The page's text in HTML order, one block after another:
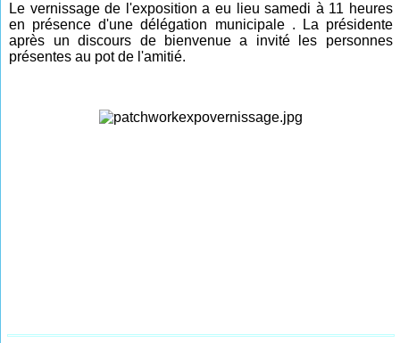
Le vernissage de l'exposition a eu lieu samedi à 11 heures
en présence d'une délégation municipale . La présidente
après un discours de bienvenue a invité les personnes
présentes au pot de l'amitié.